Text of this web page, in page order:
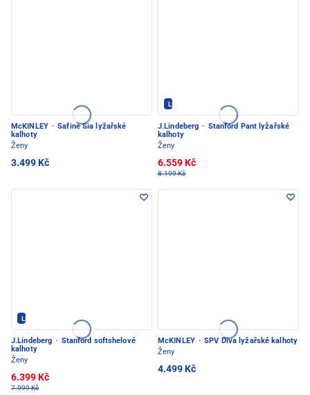
McKINLEY · Safine Sia lyžařské
kalhoty
Ženy
3.499 Kč
LINDEBERG - PEC POD SNĚŽKOU
J.Lindeberg · Stanford Pant lyžařské
kalhoty
Ženy
6.559 Kč
8.199 Kč
LINDEBERG - PEC POD SNĚŽKOU
J.Lindeberg · Stanford softshelové
kalhoty
Ženy
6.399 Kč
7.999 Kč
McKINLEY · SPV Diva lyžařské kalhoty
Ženy
4.499 Kč